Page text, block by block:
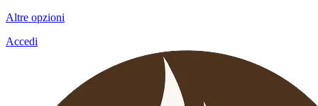
Altre opzioni
Accedi